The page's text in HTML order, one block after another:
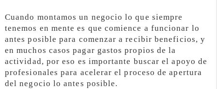
Cuando montamos un negocio lo que siempre
tenemos en mente es que comience a funcionar lo
antes posible para comenzar a recibir beneficios, y
en muchos casos pagar gastos propios de la
actividad, por eso es importante buscar el apoyo de
profesionales para acelerar el proceso de apertura
del negocio lo antes posible.